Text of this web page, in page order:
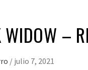
WIDOW –
/ julio 7, 2021